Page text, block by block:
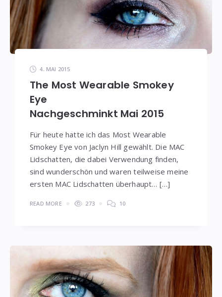
4. MAI 2015
The Most Wearable Smokey
Eye
Nachgeschminkt Mai 2015
Für heute hatte ich das Most Wearable
Smokey Eye von Jaclyn Hill gewählt. Die MAC
Lidschatten, die dabei Verwendung finden,
sind wunderschön und waren teilweise meine
ersten MAC Lidschatten überhaupt… […]
READ MORE 273 10